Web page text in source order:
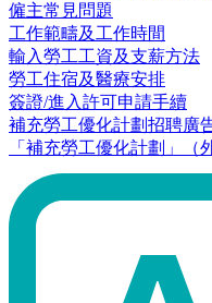
僱主常見問題
工作範疇及工作時間
輸入勞工工資及支薪方法
勞工住宿及醫療安排
簽證/進入許可申請手續
補充勞工優化計劃招聘廣
「補充勞工優化計劃」（